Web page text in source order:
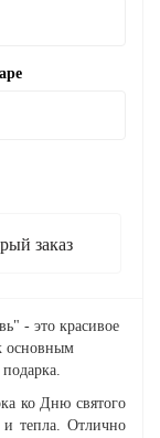
заказ
- это красивое
основным
ко Дню святого
и тепла. Отлично